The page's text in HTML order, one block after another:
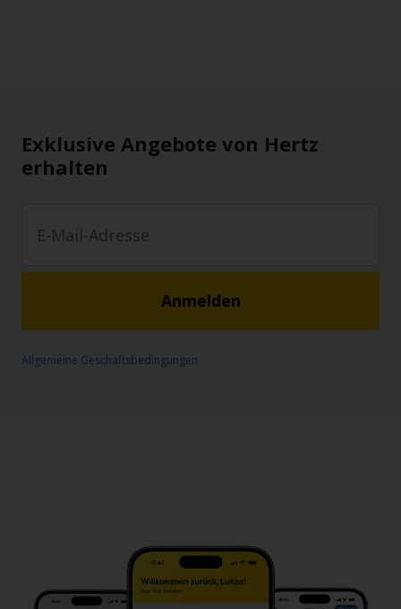
Exklusive Angebote von Hertz
erhalten
Anmelden
Allgemeine Geschäftsbedingungen